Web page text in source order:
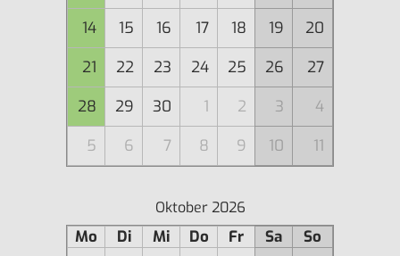
14
15 16 17 18 19
20
21
22 23 24 25 26
27
28
29 30 1 2 3
4
5
6 7 8 9 10 11
Oktober 2026
Mo Di Mi Do Fr Sa
So